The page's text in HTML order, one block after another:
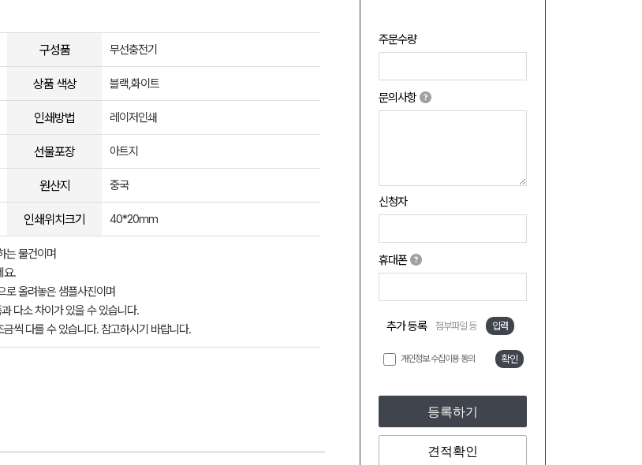
주문수량
문의사항
신청자
휴대폰
추가 등록 첨부파일 등 입력
개인정보 수집이용 동의 확인
등록하기
견적확인
구성품 무선충전기
상품 색상 블랙,화이트
인쇄방법 레이저인쇄
선물포장 아트지
원산지 중국
인쇄위치크기 40*20mm
는 물건이며
요.
로 올려놓은 샘플사진이며
다소 차이가 있을 수 있습니다.
씩 다를 수 있습니다. 참고하시기 바랍니다.